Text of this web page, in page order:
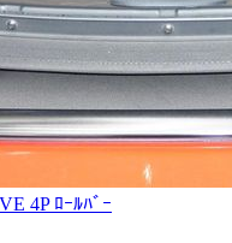
4P ﾛｰﾙﾊﾞｰ